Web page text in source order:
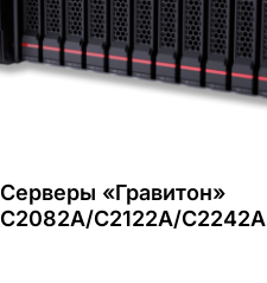
Серверы «Гравитон»
С2082А/С2122А/С2242А